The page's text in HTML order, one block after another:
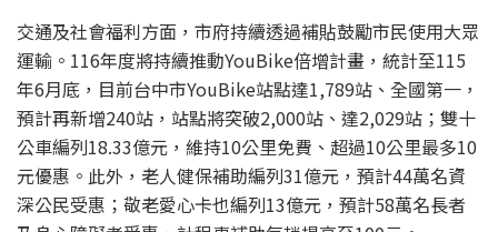
交通及社會福利方面，市府持續透過補貼鼓勵市民使用大眾
運輸。116年度將持續推動YouBike倍增計畫，統計至115
年6月底，目前台中市YouBike站點達1,789站、全國第一，
預計再新增240站，站點將突破2,000站、達2,029站；雙十
公車編列18.33億元，維持10公里免費、超過10公里最多10
元優惠。此外，老人健保補助編列31億元，預計44萬名資
深公民受惠；敬老愛心卡也編列13億元，預計58萬名長者